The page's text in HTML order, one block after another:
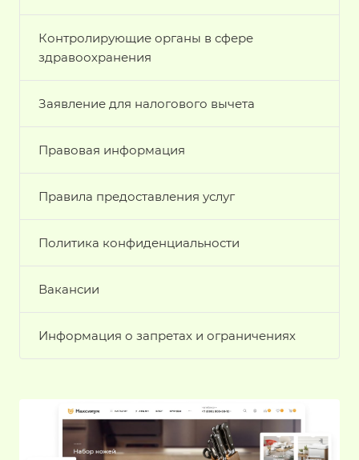
Контролирующие органы в сфере
здравоохранения
Заявление для налогового вычета
Правовая информация
Правила предоставления услуг
Политика конфиденциальности
Вакансии
Информация о запретах и ограничениях